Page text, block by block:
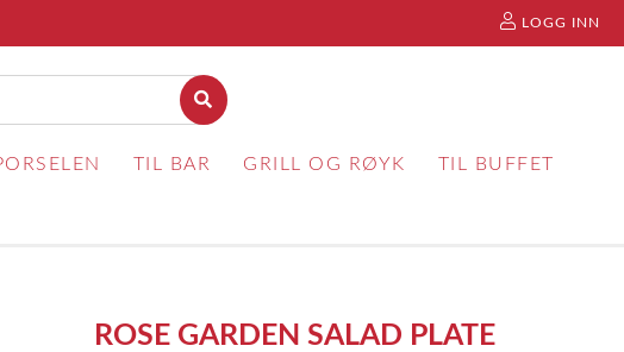
LOGG INN
TIL BAR GRILL OG RØYK TIL BUFFET
ROSE GARDEN SALAD PLATE